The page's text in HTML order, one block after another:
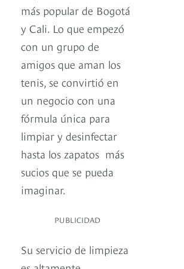
más popular de Bogotá
y Cali. Lo que empezó
con un grupo de
amigos que aman los
tenis, se convirtió en
un negocio con una
fórmula única para
limpiar y desinfectar
hasta los zapatos más
sucios que se pueda
imaginar.
PUBLICIDAD
Su servicio de limpieza